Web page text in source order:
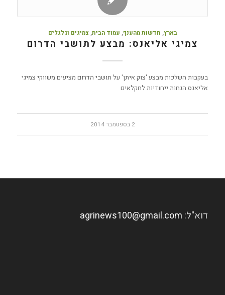
בארץ, חדשות מהענף, עמוד הבית,צמיגים וגלגלים
צמיגי אליאנס: מבצע לתושבי הדרום
בעקבות השלכות מבצע 'צוק איתן' על תושבי הדרום מציעים משווקי צמיגי
אליאנס הנחות ייחודיות לחקלאים
2 בספטמבר 2014
דוא"ל: agrinews100@gmail.com